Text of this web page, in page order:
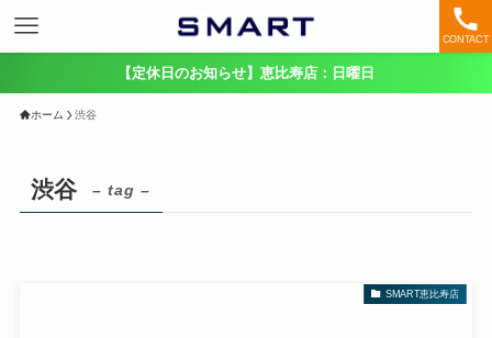
CONTACT
【定休日のお知らせ】恵比寿店：日曜日
ホーム 渋谷
渋谷 – tag –
SMART恵比寿店